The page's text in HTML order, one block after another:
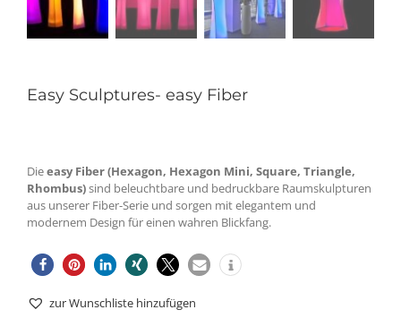
Easy Sculptures- easy Fiber
Dieeasy Fiber (Hexagon, Hexagon Mini, Square, Triangle,
Rhombus)sind beleuchtbare und bedruckbare Raumskulpturen
aus unserer Fiber-Serie und sorgen mit elegantem und
modernem Design für einen wahren Blickfang.
zur Wunschliste hinzufügen